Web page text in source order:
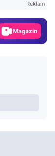
Reklam
Magazin